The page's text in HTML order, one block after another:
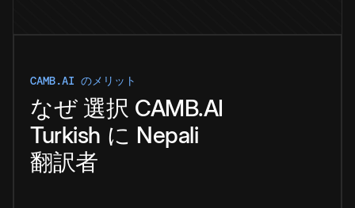
CAMB.AI のメリット
なぜ 選択 CAMB.AI
Turkish に Nepali
翻訳者